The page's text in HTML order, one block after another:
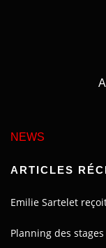
NEWS
ARTICLES
Emilie Sartelet
Planning des stages